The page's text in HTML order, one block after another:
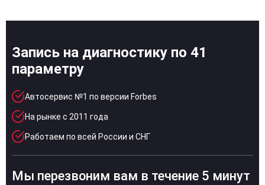
Запись на диагностику по 41
параметру
Автосервис №1 по версии Forbes
На рынке с 2011 года
Работаем по всей России и СНГ
Мы перезвоним вам в течение 5 минут